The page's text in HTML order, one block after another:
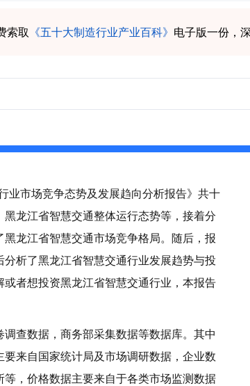
索取 《五十大制造行业产业百科》 电子版一份，
市场竞争态势及发展趋向分析报告》共十
龙江省智慧交通整体运行态势等，接着分
龙江省智慧交通市场竞争格局。随后，报
析了黑龙江省智慧交通行业发展趋势与投
者想投资黑龙江省智慧交通行业，本报告
查数据，商务部采集数据等数据库。其中
来自国家统计局及市场调研数据，企业数
，价格数据主要来自于各类市场监测数据